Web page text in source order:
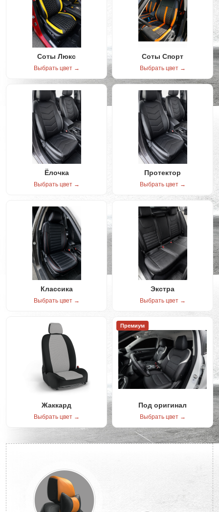
Соты Люкс
Выбрать цвет →
Соты Спорт
Выбрать цвет →
Ёлочка
Выбрать цвет →
Протектор
Выбрать цвет →
Классика
Выбрать цвет →
Экстра
Выбрать цвет →
Жаккард
Выбрать цвет →
Премиум
Под оригинал
Выбрать цвет →